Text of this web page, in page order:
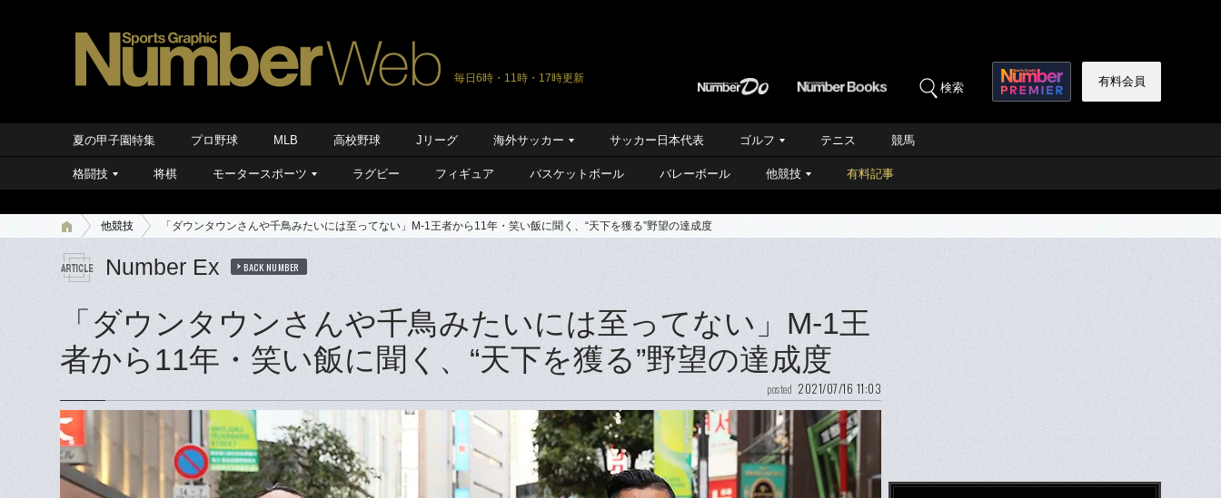
毎日6時・11時・17時更新
検索 有料会員
夏の甲子園特集 プロ野球 MLB 高校野球 Jリーグ 海外サッカー サッカー日本代表 ゴルフ テニス 競馬
格闘技 将棋 モータースポーツ ラグビー フィギュア バスケットボール バレーボール 他競技 有料記事
他競技 「ダウンタウンさんや千鳥みたいには至ってない」M-1王者から11年・笑い飯に聞く、“天下を獲る”野望の達成度
Number Ex BACK NUMBER
「ダウンタウンさんや千鳥みたいには至ってない」M-1王
者から11年・笑い飯に聞く、“天下を獲る”野望の達成度
posted 2021/07/16 11:03